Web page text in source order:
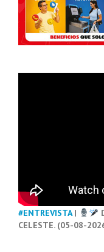
#ENTREVISTA|
CELESTE. (05-08-